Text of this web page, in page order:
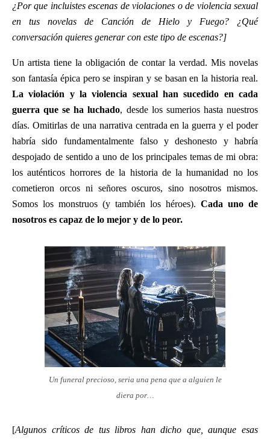
¿Por que incluistes escenas de violaciones o de violencia sexual
en tus novelas de Canción de Hielo y Fuego? ¿Qué
conversación quieres generar con este tipo de escenas?]
Un artista tiene la obligación de contar la verdad. Mis novelas
son fantasía épica pero se inspiran y se basan en la historia real.
La violación y la violencia sexual han sucedido en cada
guerra que se ha luchado, desde los sumerios hasta nuestros
días. Omitirlas de una narrativa centrada en la guerra y el poder
habría sido fundamentalmente falso y deshonesto y habría
despojado de sentido a uno de los principales temas de mi obra:
los auténticos horrores de la historia de la humanidad no los
cometieron orcos ni señores oscuros, sino nosotros mismos.
Somos los monstruos (y también los héroes). Cada uno de
nosotros es capaz de lo mejor y de lo peor.
Un funeral precioso, seria una pena que a alguien le
diera por…
[Algunos críticos de tus libros han dicho que, aunque esas